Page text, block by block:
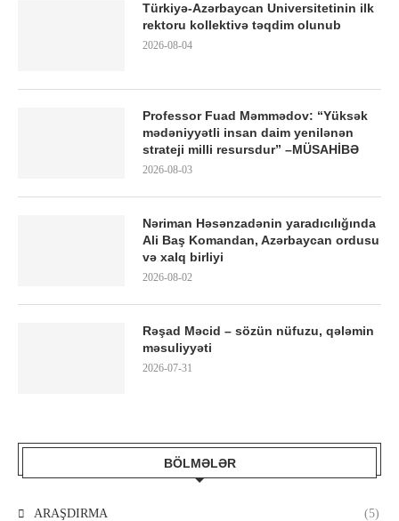
Türkiyə-Azərbaycan Universitetinin ilk
rektoru kollektivə təqdim olunub
2026-08-04
Professor Fuad Məmmədov: “Yüksək
mədəniyyətli insan daim yenilənən
strateji milli resursdur” –MÜSAHİBƏ
2026-08-03
Nəriman Həsənzadənin yaradıcılığında
Ali Baş Komandan, Azərbaycan ordusu
və xalq birliyi
2026-08-02
Rəşad Məcid – sözün nüfuzu, qələmin
məsuliyyəti
2026-07-31
BÖLMƏLƏR
ARAŞDIRMA (5)